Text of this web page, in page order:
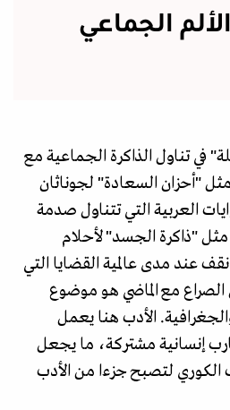
الجماعي
في تناول الذاكرة الجماعية مع
"أحزان السعادة" لجوناثان
العربية التي تتناول صدمة
مثل "ذاكرة الجسد" لأحلام
عند مدى عالمية القضايا التي
الصراع مع الماضي هو موضوع
الأدب هنا يعمل
إنسانية مشتركة، ما يجعل
الكوري لتصبح جزءا من الأدب